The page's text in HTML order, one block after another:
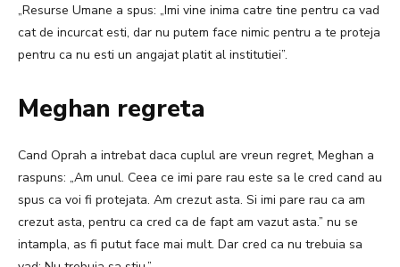
„Resurse Umane a spus: „Imi vine inima catre tine pentru ca vad
cat de incurcat esti, dar nu putem face nimic pentru a te proteja
pentru ca nu esti un angajat platit al institutiei”.
Meghan regreta
Cand Oprah a intrebat daca cuplul are vreun regret, Meghan a
raspuns: „Am unul. Ceea ce imi pare rau este sa le cred cand au
spus ca voi fi protejata. Am crezut asta. Si imi pare rau ca am
crezut asta, pentru ca cred ca de fapt am vazut asta.” nu se
intampla, as fi putut face mai mult. Dar cred ca nu trebuia sa